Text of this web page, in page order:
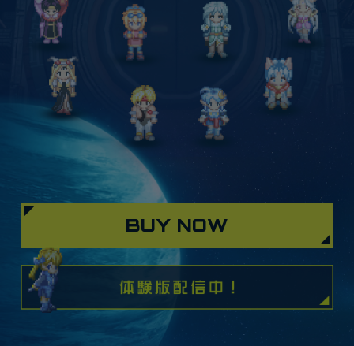
ミニアクリルスタンド コレクションボックス
厚さ8mmの、自立ができるアクリルスタンド。
13人の仲間キャラクターや十賢者など、24種がセット
になった豪華なコレクションボックスです。一緒に飾る
ことができる背景パーツ同梱。
BUY NOW